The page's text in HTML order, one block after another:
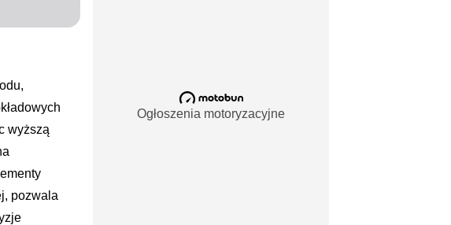
wyższą
pozwala
Ogłoszenia motoryzacyjne